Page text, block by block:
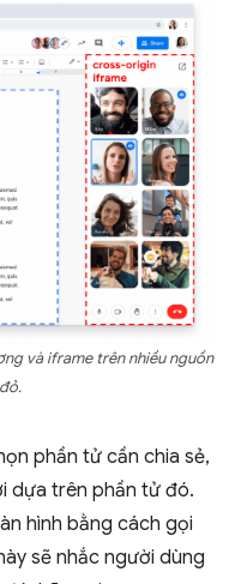
và iframe trên nhiều nguồn
phần tử cần chia sẻ,
dựa trên phần tử đó.
hình bằng cách gọi
sẽ nhắc người dùng